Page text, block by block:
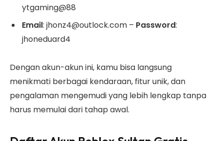
ytgaming@88
Email: jhonz4@outlock.com – Password:
jhoneduard4
Dengan akun-akun ini, kamu bisa langsung
menikmati berbagai kendaraan, fitur unik, dan
pengalaman mengemudi yang lebih lengkap tanpa
harus memulai dari tahap awal.